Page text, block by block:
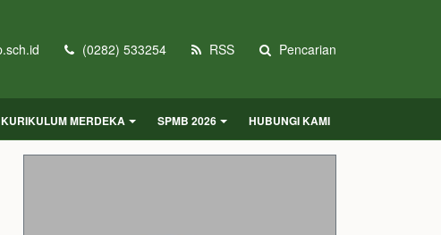
(0282) 533254 RSS Pencarian
MERDEKA SPMB 2026 HUBUNGI KAMI